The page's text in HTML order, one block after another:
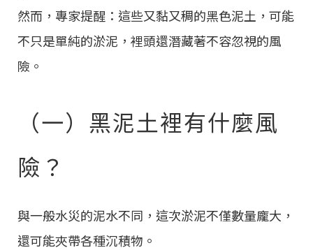
然而，專家提醒：這些又黏又稠的黑色泥土，可能
不只是單純的淤泥，裡頭還潛藏著不容忽視的風
險。
（一）黑泥土裡有什麼風
險？
與一般水災的泥水不同，這次淤泥不僅數量龐大，
還可能夾帶各種沉積物。